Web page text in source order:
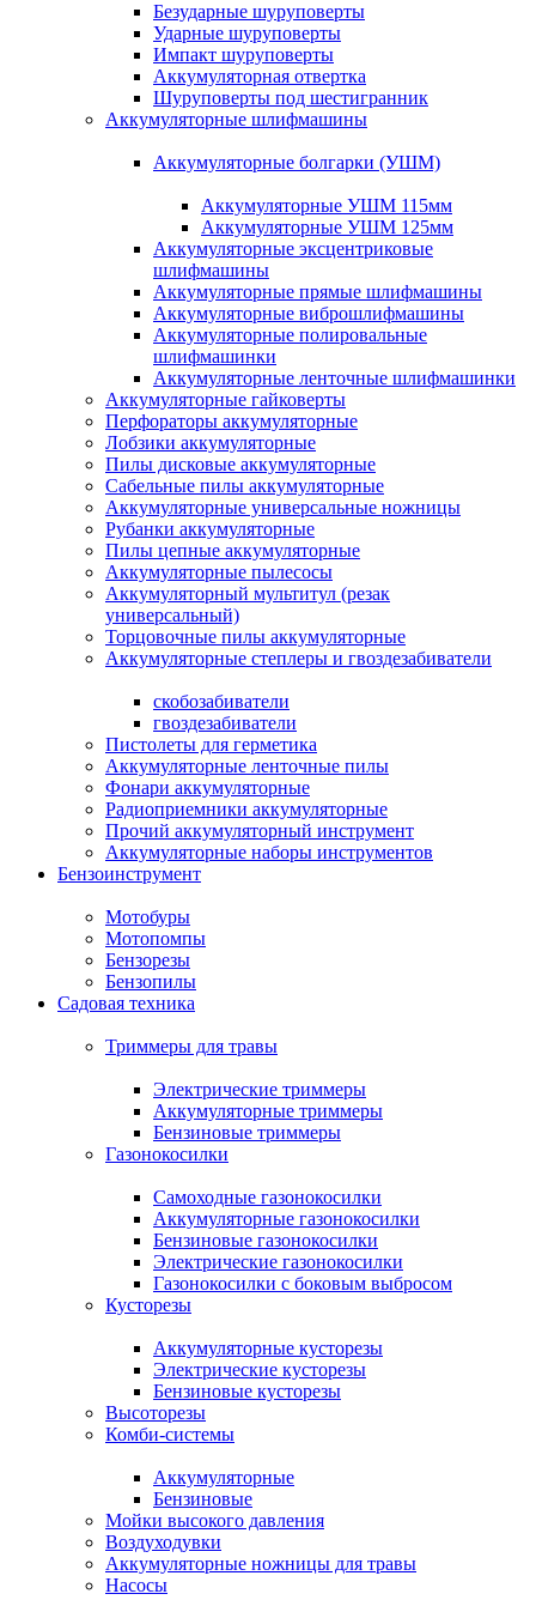
Безударные шуруповерты
Ударные шуруповерты
Импакт шуруповерты
Аккумуляторная отвертка
Шуруповерты под шестигранник
Аккумуляторные шлифмашины
Аккумуляторные болгарки (УШМ)
Аккумуляторные УШМ 115мм
Аккумуляторные УШМ 125мм
Аккумуляторные эксцентриковые
шлифмашины
Аккумуляторные прямые шлифмашины
Аккумуляторные виброшлифмашины
Аккумуляторные полировальные
шлифмашинки
Аккумуляторные ленточные шлифмашинки
Аккумуляторные гайковерты
Перфораторы аккумуляторные
Лобзики аккумуляторные
Пилы дисковые аккумуляторные
Сабельные пилы аккумуляторные
Аккумуляторные универсальные ножницы
Рубанки аккумуляторные
Пилы цепные аккумуляторные
Аккумуляторные пылесосы
Аккумуляторный мультитул (резак
универсальный)
Торцовочные пилы аккумуляторные
Аккумуляторные степлеры и гвоздезабиватели
скобозабиватели
гвоздезабиватели
Пистолеты для герметика
Аккумуляторные ленточные пилы
Фонари аккумуляторные
Радиоприемники аккумуляторные
Прочий аккумуляторный инструмент
Аккумуляторные наборы инструментов
Бензоинструмент
Мотобуры
Мотопомпы
Бензорезы
Бензопилы
Садовая техника
Триммеры для травы
Электрические триммеры
Аккумуляторные триммеры
Бензиновые триммеры
Газонокосилки
Самоходные газонокосилки
Аккумуляторные газонокосилки
Бензиновые газонокосилки
Электрические газонокосилки
Газонокосилки с боковым выбросом
Кусторезы
Аккумуляторные кусторезы
Электрические кусторезы
Бензиновые кусторезы
Высоторезы
Комби-системы
Аккумуляторные
Бензиновые
Мойки высокого давления
Воздуходувки
Аккумуляторные ножницы для травы
Насосы